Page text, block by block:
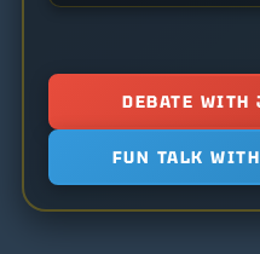
DEBATE WITH
FUN TALK